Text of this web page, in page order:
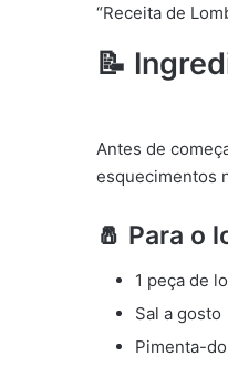
“Receita de
📝
Antes de
esquecimentos
🧂 Para o
1 peça de
Sal a gosto
Pimenta-